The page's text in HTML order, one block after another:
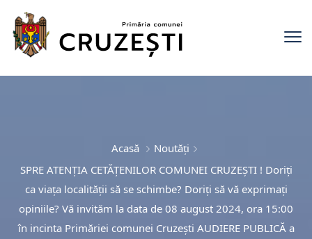
Acasă
Noutăți
SPRE ATENŢIA CETĂŢENILOR COMUNEI CRUZEŞTI ! Doriţi
ca viaţa localităţii să se schimbe? Doriţi să vă exprimaţi
opiniile? Vă invităm la data de 08 august 2024, ora 15:00
în incinta Primăriei comunei Cruzeşti AUDIERE PUBLICĂ a